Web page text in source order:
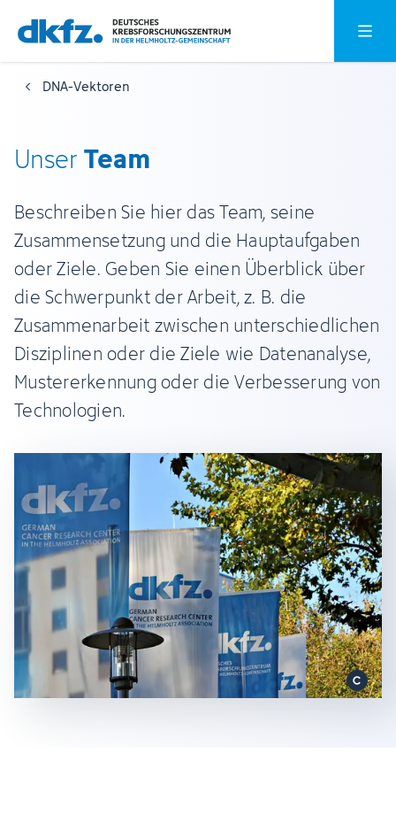
Zum
Hauptinhalt
springen
Zur
Fußzeile
springen
DNA-Vektoren
UnserTeam
Beschreiben Sie hier das Team, seine
Zusammensetzung und die Hauptaufgaben
oder Ziele. Geben Sie einen Überblick über
die Schwerpunkt der Arbeit, z. B. die
Zusammenarbeit zwischen unterschiedlichen
Disziplinen oder die Ziele wie Datenanalyse,
Mustererkennung oder die Verbesserung von
Technologien.